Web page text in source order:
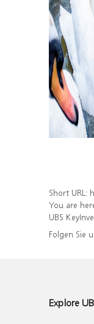
Short URL:
You are
UBS
Folgen Sie
Explore